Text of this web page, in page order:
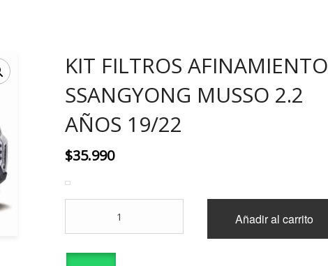
KIT FILTROS AFINAMIENTO
SSANGYONG MUSSO 2.2
AÑOS 19/22
$35.990
AFINAMIENTO
SSANGYONG
Añadir al carrito